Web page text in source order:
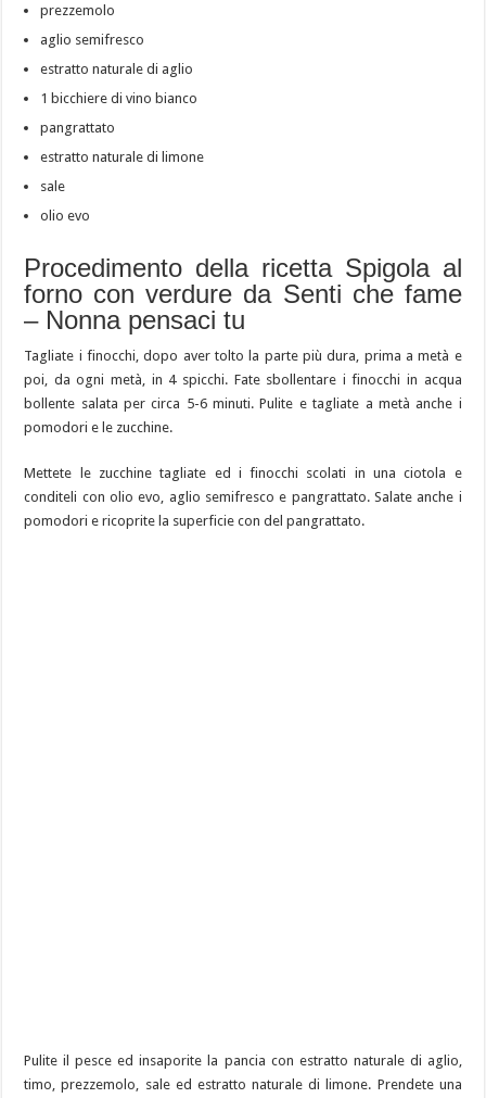
prezzemolo
aglio semifresco
estratto naturale di aglio
1 bicchiere di vino bianco
pangrattato
estratto naturale di limone
sale
olio evo
Procedimento della ricetta Spigola al
forno con verdure da Senti che fame
– Nonna pensaci tu
Tagliate i finocchi, dopo aver tolto la parte più dura, prima a metà e
poi, da ogni metà, in 4 spicchi. Fate sbollentare i finocchi in acqua
bollente salata per circa 5-6 minuti. Pulite e tagliate a metà anche i
pomodori e le zucchine.
Mettete le zucchine tagliate ed i finocchi scolati in una ciotola e
conditeli con olio evo, aglio semifresco e pangrattato. Salate anche i
pomodori e ricoprite la superficie con del pangrattato.
Pulite il pesce ed insaporite la pancia con estratto naturale di aglio,
timo, prezzemolo, sale ed estratto naturale di limone. Prendete una